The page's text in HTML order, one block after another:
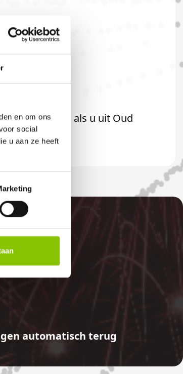
en om ons
social
u aan ze heeft
ook welkom als u uit Oud
automatisch terug